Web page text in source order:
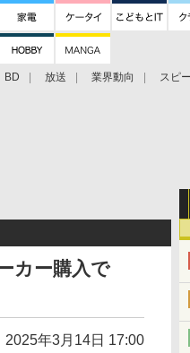
BD 放送 業界動向 スピ
カー購入で
2025年3月14日 17:00